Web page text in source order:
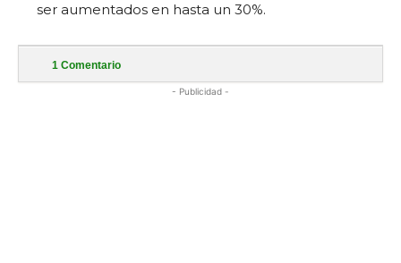
ser aumentados en hasta un 30%.
1 Comentario
- Publicidad -